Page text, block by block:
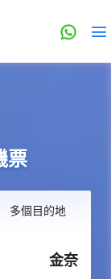
票
多個目的地
金奈